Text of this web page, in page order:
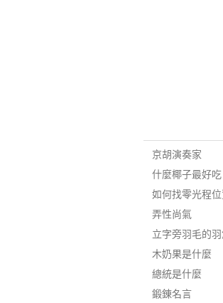
京胡演奏家
什麼椰子最好吃
如何找零光程位
弄性尚氣
立字旁羽毛的
木奶果是什麼
總統是什麼
鍛錬名言